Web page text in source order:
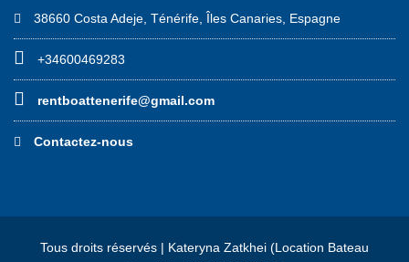
38660 Costa Adeje, Ténérife, Îles Canaries, Espagne
+34600469283
rentboattenerife@gmail.com
Contactez-nous
Tous droits réservés | Kateryna Zatkhei (Location Bateau